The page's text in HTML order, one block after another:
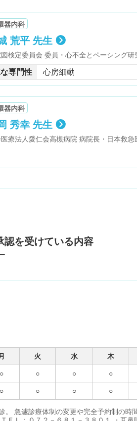
器内科
荒平 先生
検定委員会 委員・心不全とペーシング
・Toyohashi advance ablation course
Fibrillation 大阪高槻AFアブレーショ
Director ・ICD友の会 顧問・アブレーシ
話人・臨床電気生理研究会 幹事・不整脈
ン委員会 委員・ICD CRT植え込み認定医
専門性 心房細動
器内科
秀幸 先生
療法人愛仁会高槻病院 病院長・日本救急
認を受けている内容
月 火 水 木
○ ○ ○ ○
○ ○ ○ ○
。 急遽診療体制の変更や完全予約制の時